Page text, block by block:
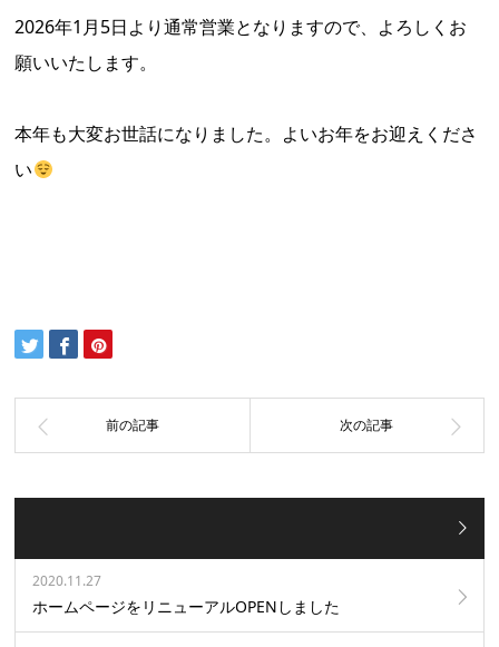
2026年1月5日より通常営業となりますので、よろしくお
願いいたします。
本年も大変お世話になりました。よいお年をお迎えくださ
い
2020.11.27
ホームページをリニューアルOPENしました